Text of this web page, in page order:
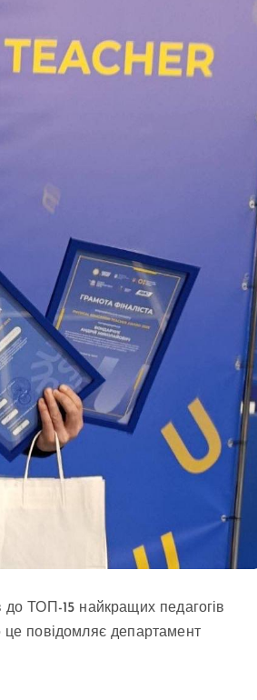
до ТОП-15 найкращих педагогів
це повідомляє департамент